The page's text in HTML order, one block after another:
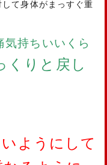
て身体がまっすぐ重
気持ちいいくら
くりと戻し
ようにして